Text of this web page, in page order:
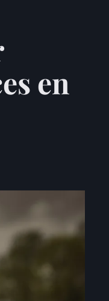
en